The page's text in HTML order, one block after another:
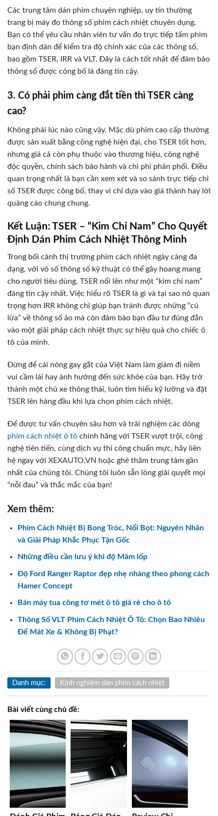
Các trung tâm dán phim chuyên nghiệp, uy tín thường
trang bị máy đo thông số phim cách nhiệt chuyên dụng.
Bạn có thể yêu cầu nhân viên tư vấn đo trực tiếp tấm phim
bạn định dán để kiểm tra độ chính xác của các thông số,
bao gồm TSER, IRR và VLT. Đây là cách tốt nhất để đảm bảo
thông số được công bố là đáng tin cậy.
3. Có phải phim càng đắt tiền thì TSER càng
cao?
Không phải lúc nào cũng vậy. Mặc dù phim cao cấp thường
được sản xuất bằng công nghệ hiện đại, cho TSER tốt hơn,
nhưng giá cả còn phụ thuộc vào thương hiệu, công nghệ
độc quyền, chính sách bảo hành và chi phí phân phối. Điều
quan trọng nhất là bạn cần xem xét và so sánh trực tiếp chỉ
số TSER được công bố, thay vì chỉ dựa vào giá thành hay lời
quảng cáo chung chung.
Kết Luận: TSER – “Kim Chỉ Nam” Cho Quyết
Định Dán Phim Cách Nhiệt Thông Minh
Trong bối cảnh thị trường phim cách nhiệt ngày càng đa
dạng, với vô số thông số kỹ thuật có thể gây hoang mang
cho người tiêu dùng, TSER nổi lên như một “kim chỉ nam”
đáng tin cậy nhất. Việc hiểu rõ TSER là gì và tại sao nó quan
trọng hơn IRR không chỉ giúp bạn tránh được những “cú
lừa” về thông số ảo mà còn đảm bảo bạn đầu tư đúng đắn
vào một giải pháp cách nhiệt thực sự hiệu quả cho chiếc ô
tô của mình.
Đừng để cái nóng gay gắt của Việt Nam làm giảm đi niềm
vui cầm lái hay ảnh hưởng đến sức khỏe của bạn. Hãy trở
thành một chủ xe thông thái, luôn tìm hiểu kỹ lưỡng và đặt
TSER lên hàng đầu khi lựa chọn phim cách nhiệt.
Để được tư vấn chuyên sâu hơn và trải nghiệm các dòng
phim cách nhiệt ô tô chính hãng với TSER vượt trội, công
nghệ tiên tiến, cùng dịch vụ thi công chuẩn mực, hãy liên
hệ ngay với XEXAUTO.VN hoặc ghé thăm trung tâm gần
nhất của chúng tôi. Chúng tôi luôn sẵn lòng giải quyết mọi
“nỗi đau” và thắc mắc của bạn!
Xem thêm:
Phim Cách Nhiệt Bị Bong Tróc, Nổi Bọt: Nguyên Nhân
và Giải Pháp Khắc Phục Tận Gốc
Những điều cần lưu ý khi độ Mâm lốp
Độ Ford Ranger Raptor đẹp nhẹ nhàng theo phong cách
Hamer Concept
Bán máy tua công tơ mét ô tô giá rẻ cho ô tô
Thông Số VLT Phim Cách Nhiệt Ô Tô: Chọn Bao Nhiêu
Để Mát Xe & Không Bị Phạt?
Danh mục: Kinh nghiệm dán phim cách nhiệt
Bài viết cùng chủ đề: